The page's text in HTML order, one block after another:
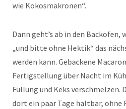
wie Kokosmakronen“.
Dann geht’s ab in den Backofen,
„und bitte ohne Hektik“ das
werden kann. Gebackene
Fertigstellung über Nacht im
Füllung und Keks verschmelzen.
dort ein paar Tage haltbar, ohne